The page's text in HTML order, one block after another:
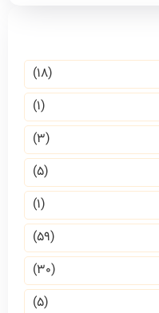
(۱۸)
(۱)
(۳)
(۵)
(۱)
(۵۹)
(۳۰)
(۵)